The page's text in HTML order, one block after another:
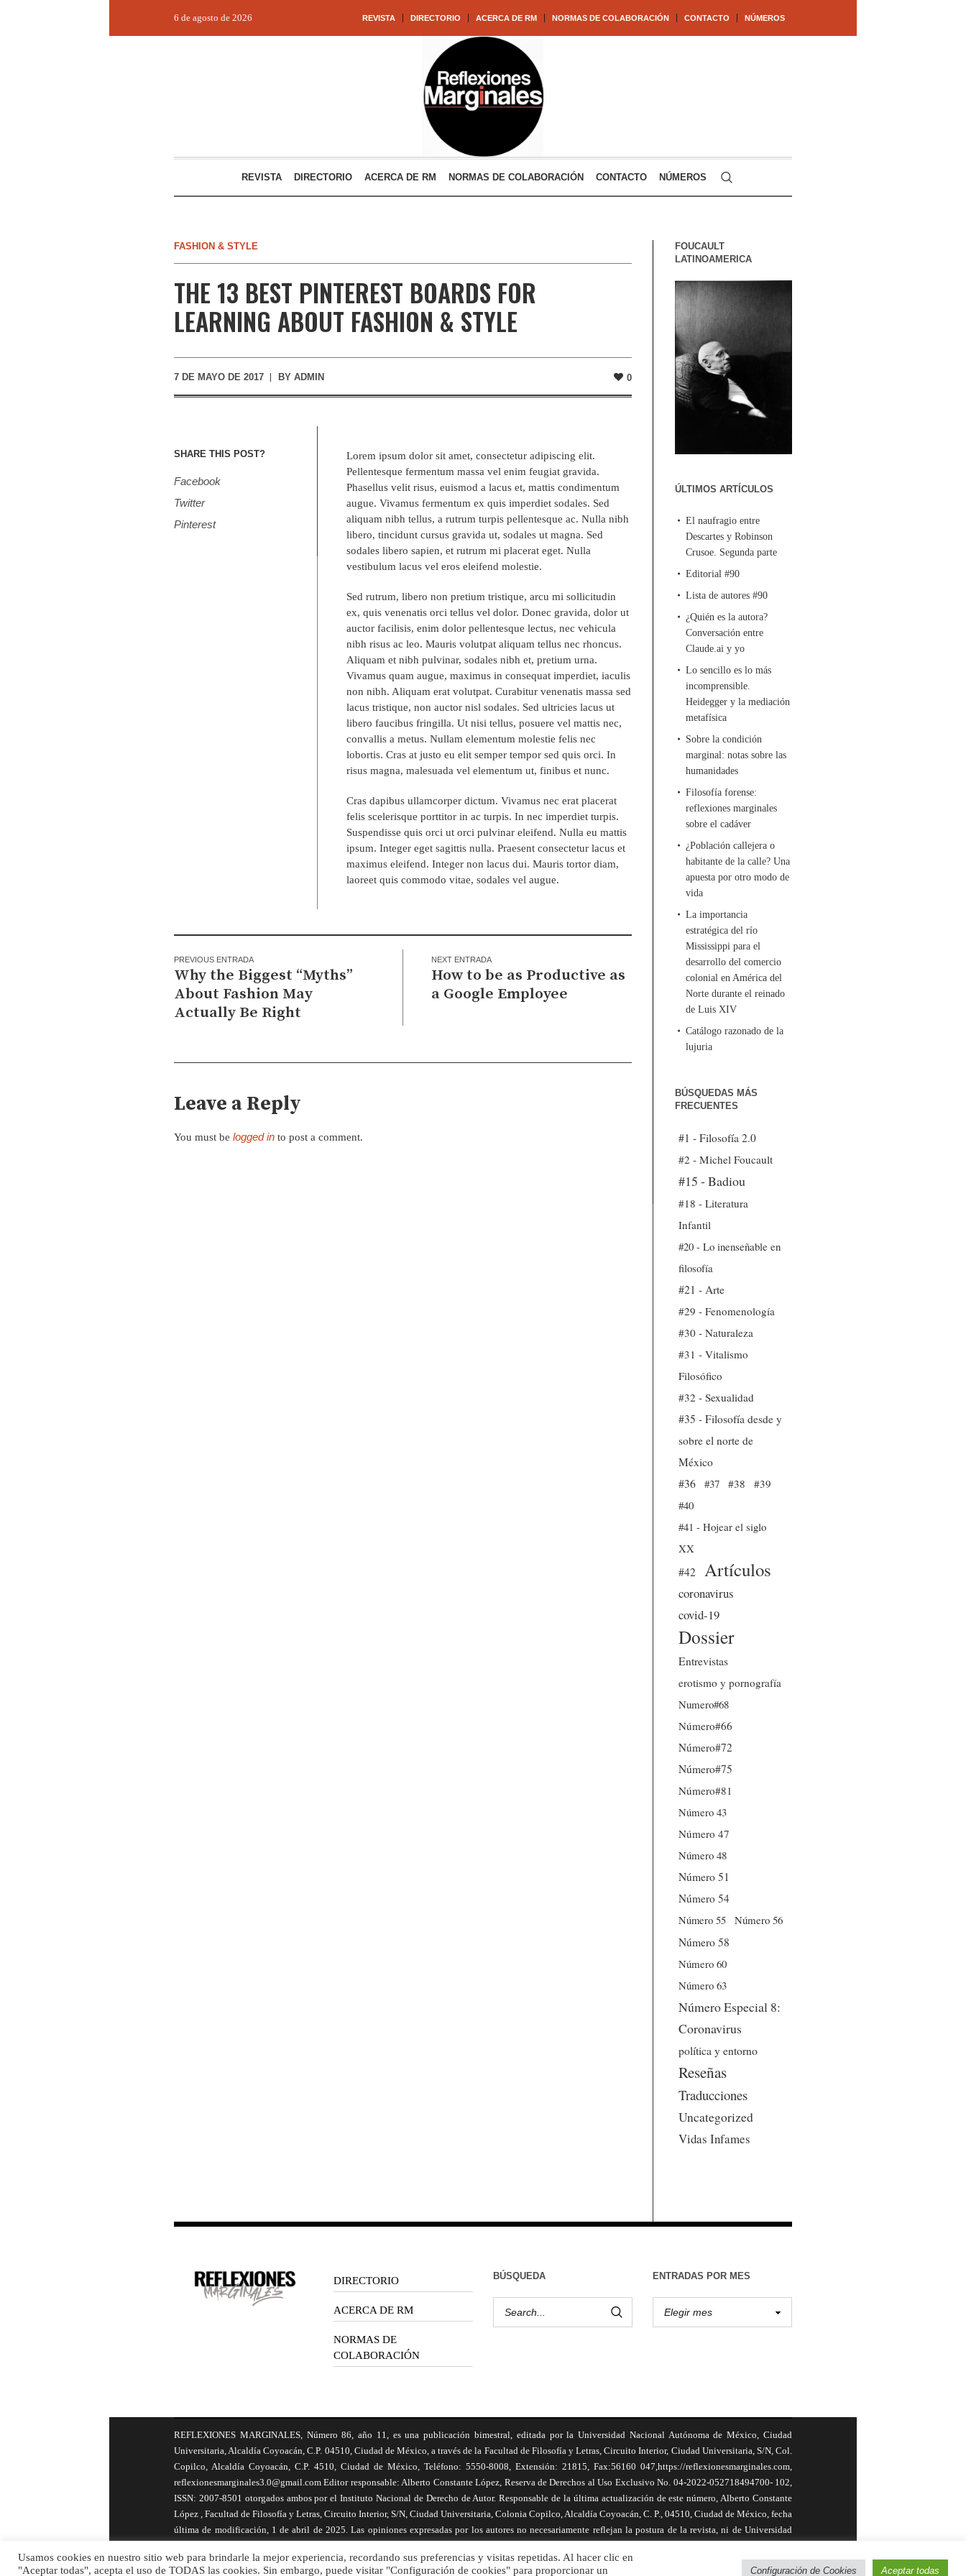
REVISTA DIRECTORIO ACERCA DE RM NORMAS DE COLABORACIÓN CONTACTO NÚMEROS
6 de agosto de 2026
REVISTA DIRECTORIO ACERCA DE RM NORMAS DE COLABORACIÓN CONTACTO NÚMEROS
FASHION & STYLE
THE 13 BEST PINTEREST BOARDS FOR
LEARNING ABOUT FASHION & STYLE
7 DE MAYO DE 2017 BY ADMIN 0
SHARE THIS POST?
Facebook
Twitter
Pinterest
Lorem ipsum dolor sit amet, consectetur adipiscing elit.
Pellentesque fermentum massa vel enim feugiat gravida.
Phasellus velit risus, euismod a lacus et, mattis condimentum
augue. Vivamus fermentum ex quis imperdiet sodales. Sed
aliquam nibh tellus, a rutrum turpis pellentesque ac. Nulla nibh
libero, tincidunt cursus gravida ut, sodales ut magna. Sed
sodales libero sapien, et rutrum mi placerat eget. Nulla
vestibulum lacus vel eros eleifend molestie.
Sed rutrum, libero non pretium tristique, arcu mi sollicitudin
ex, quis venenatis orci tellus vel dolor. Donec gravida, dolor ut
auctor facilisis, enim dolor pellentesque lectus, nec vehicula
nibh risus ac leo. Mauris volutpat aliquam tellus nec rhoncus.
Aliquam et nibh pulvinar, sodales nibh et, pretium urna.
Vivamus quam augue, maximus in consequat imperdiet, iaculis
non nibh. Aliquam erat volutpat. Curabitur venenatis massa sed
lacus tristique, non auctor nisl sodales. Sed ultricies lacus ut
libero faucibus fringilla. Ut nisi tellus, posuere vel mattis nec,
convallis a metus. Nullam elementum molestie felis nec
lobortis. Cras at justo eu elit semper tempor sed quis orci. In
risus magna, malesuada vel elementum ut, finibus et nunc.
Cras dapibus ullamcorper dictum. Vivamus nec erat placerat
felis scelerisque porttitor in ac turpis. In nec imperdiet turpis.
Suspendisse quis orci ut orci pulvinar eleifend. Nulla eu mattis
ipsum. Integer eget sagittis nulla. Praesent consectetur lacus et
maximus eleifend. Integer non lacus dui. Mauris tortor diam,
laoreet quis commodo vitae, sodales vel augue.
PREVIOUS ENTRADA
Why the Biggest “Myths”
About Fashion May
Actually Be Right
NEXT ENTRADA
How to be as Productive as
a Google Employee
Leave a Reply
You must be logged in to post a comment.
FOUCAULT
LATINOAMERICA
ÚLTIMOS ARTÍCULOS
El naufragio entre
Descartes y Robinson
Crusoe. Segunda parte
Editorial #90
Lista de autores #90
¿Quién es la autora?
Conversación entre
Claude.ai y yo
Lo sencillo es lo más
incomprensible.
Heidegger y la mediación
metafísica
Sobre la condición
marginal: notas sobre las
humanidades
Filosofía forense:
reflexiones marginales
sobre el cadáver
¿Población callejera o
habitante de la calle? Una
apuesta por otro modo de
vida
La importancia
estratégica del río
Mississippi para el
desarrollo del comercio
colonial en América del
Norte durante el reinado
de Luis XIV
Catálogo razonado de la
lujuria
BÚSQUEDAS MÁS
FRECUENTES
#1 - Filosofía 2.0
#2 - Michel Foucault
#15 - Badiou
#18 - Literatura
Infantil
#20 - Lo inenseñable en
filosofía
#21 - Arte
#29 - Fenomenología
#30 - Naturaleza
#31 - Vitalismo
Filosófico
#32 - Sexualidad
#35 - Filosofía desde y
sobre el norte de
México
#36
#37 #38
#39
#40
#41 - Hojear el siglo
XX
#42
Artículos
coronavirus
covid-19
Dossier
Entrevistas
erotismo y pornografía
Numero#68
Número#66
Número#72
Número#75
Número#81
Número 43
Número 47
Número 48
Número 51
Número 54
Número 55
Número 56
Número 58
Número 60
Número 63
Número Especial 8:
Coronavirus
política y entorno
Reseñas
Traducciones
Uncategorized
Vidas Infames
DIRECTORIO
ACERCA DE RM
NORMAS DE
COLABORACIÓN
BÚSQUEDA ENTRADAS POR MES
REFLEXIONES MARGINALES, Número 86, año 11, es una publicación bimestral, editada por la Universidad Nacional Autónoma de México, Ciudad
Universitaria, Alcaldía Coyoacán, C.P. 04510, Ciudad de México, a través de la Facultad de Filosofía y Letras, Circuito Interior, Ciudad Universitaria, S/N, Col.
Copilco, Alcaldía Coyoacán, C.P. 4510, Ciudad de México, Teléfono: 5550-8008, Extensión: 21815, Fax:56160 047,https://reflexionesmarginales.com,
reflexionesmarginales3.0@gmail.com Editor responsable: Alberto Constante López, Reserva de Derechos al Uso Exclusivo No. 04-2022-052718494700- 102,
ISSN: 2007-8501 otorgados ambos por el Instituto Nacional de Derecho de Autor. Responsable de la última actualización de este número, Alberto Constante
López , Facultad de Filosofía y Letras, Circuito Interior, S/N, Ciudad Universitaria, Colonia Copilco, Alcaldía Coyoacán, C. P., 04510, Ciudad de México, fecha
última de modificación, 1 de abril de 2025. Las opiniones expresadas por los autores no necesariamente reflejan la postura de la revista, ni de Universidad
publicados siempre y cuando se cite la fuente completa y la dirección electrónica de la publicación.
Usamos cookies en nuestro sitio web para brindarle la mejor experiencia, recordando sus preferencias y visitas repetidas. Al hacer clic en
"Aceptar todas", acepta el uso de TODAS las cookies. Sin embargo, puede visitar "Configuración de cookies" para proporcionar un
Configuración de Cookies Aceptar todas